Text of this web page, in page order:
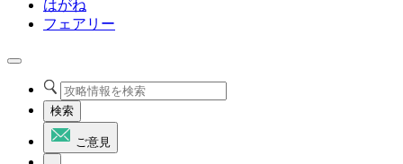
はがね
フェアリー
検索
ご意見